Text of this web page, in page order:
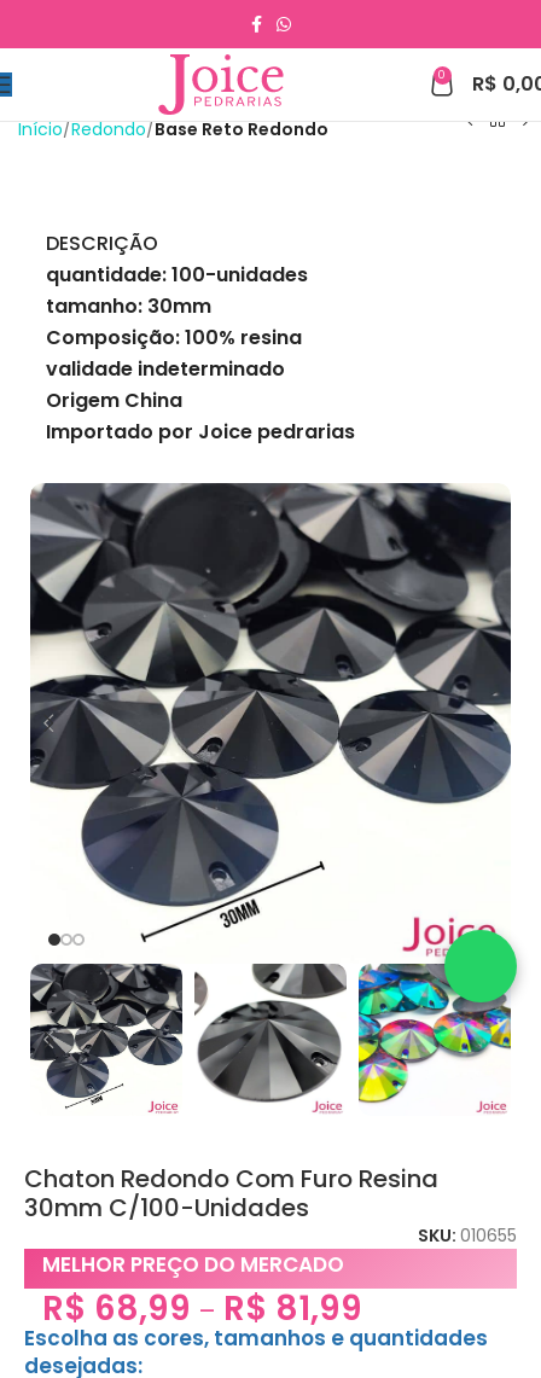
0 R$
Início Redondo Base Reto Redondo
DESCRIÇÃO
quantidade: 100-unidades
tamanho: 30mm
Composição: 100% resina
validade indeterminado
Origem China
Importado por Joice pedrarias
Chaton Redondo Com Furo Resina
30mm C/100-Unidades
SKU: 010655
MELHOR PREÇO DO MERCADO
R$ 68,99 – R$ 81,99
Escolha as cores, tamanhos e quantidades
desejadas: